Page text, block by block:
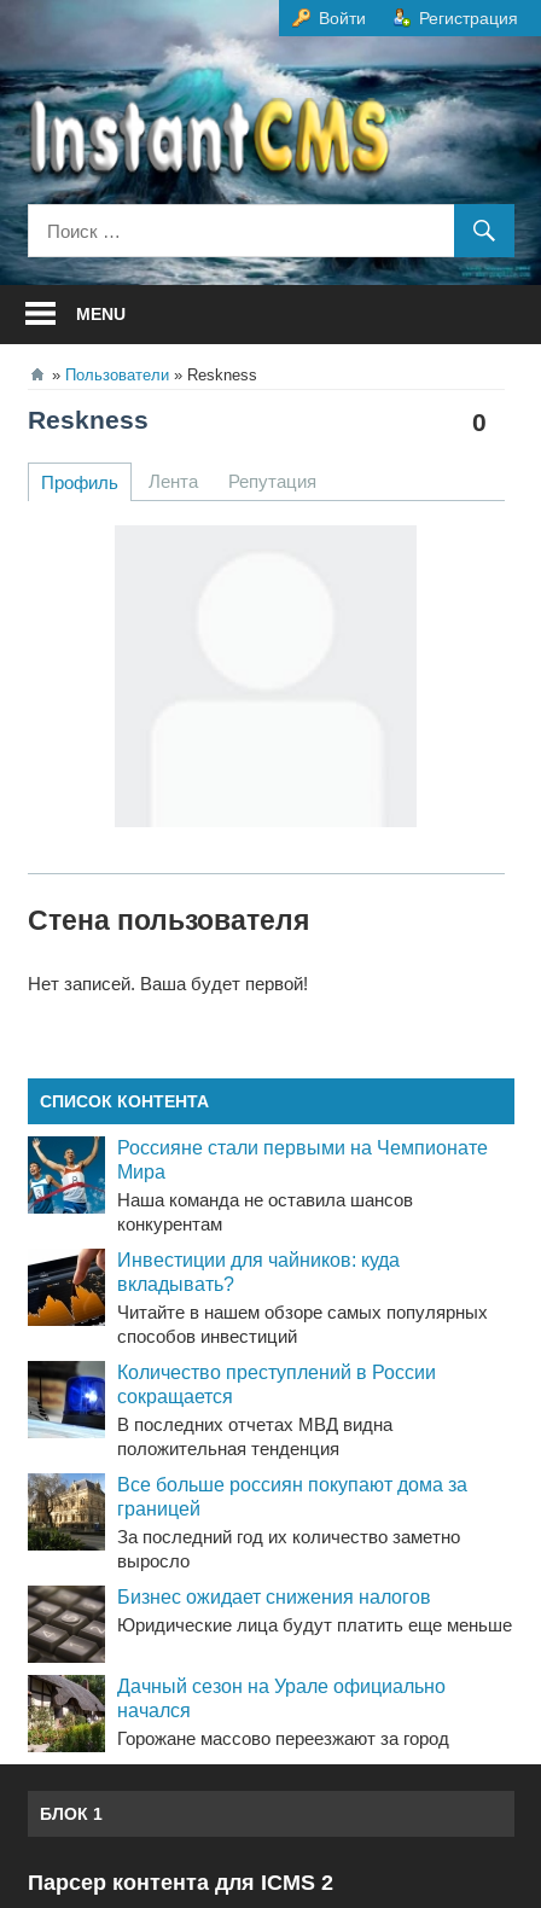
содержанию
Войти Регистрация
MENU
Пользователи Reskness
0
Reskness
Профиль Лента Репутация
Стена пользователя
Нет записей. Ваша будет первой!
СПИСОК КОНТЕНТА
Россияне стали первыми на Чемпионате
Мира
Наша команда не оставила шансов
конкурентам
Инвестиции для чайников: куда
вкладывать?
Читайте в нашем обзоре самых популярных
способов инвестиций
Количество преступлений в России
сокращается
В последних отчетах МВД видна
положительная тенденция
Все больше россиян покупают дома за
границей
За последний год их количество заметно
выросло
Бизнес ожидает снижения налогов
Юридические лица будут платить еще меньше
Дачный сезон на Урале официально
начался
Горожане массово переезжают за город
БЛОК 1
Парсер контента для ICMS 2